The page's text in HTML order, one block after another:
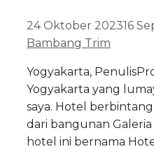
24 Oktober 202316
Bambang Trim
Yogyakarta,
Yogyakarta yang
saya. Hotel
dari bangunan
hotel ini bernama